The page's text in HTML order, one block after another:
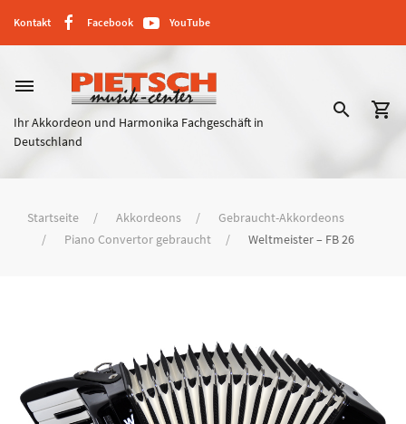
Kontakt Facebook YouTube
dehaze
Ihr Akkordeon und Harmonika Fachgeschäft in
Deutschland
search shopping_cart
Startseite Akkordeons
Gebraucht-Akkordeons
Piano Convertor gebraucht
Weltmeister – FB 26